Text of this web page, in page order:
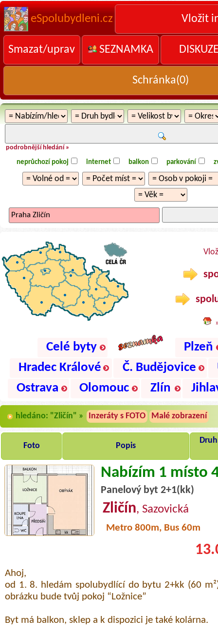
eSpolubydleni.cz Vložit
Smazat/uprav SEZNAMKA
Schránka(0)
podrobnější hledání »
neprůchozí pokoj internet balkon parkování
Celé byty
Plzeň
Hradec Králové
Č. Budějovice
Ostrava
Olomouc Zlín
hledáno: "Zličín" » Inzeráty s FOTO Malé zobrazení
Foto Popis
Nabízím 1 místo
Panelový byt 2+1(kk)
Zličín, Sazovická
Metro 800m, Bus 60m
Ahoj,
od 1. 8. hledám spolubydlící do bytu 2+kk (60
obrázku bude tvůj pokoj “Ložnice”
Byt má balkon, sklep a k dispozici je také kolárna.